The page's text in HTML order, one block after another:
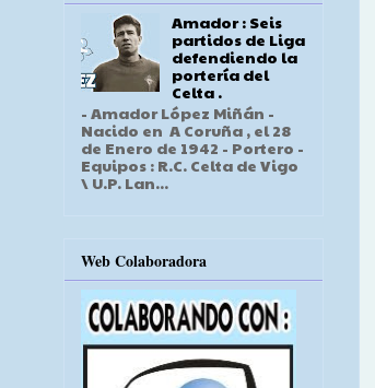
Amador : Seis
partidos de Liga
defendiendo la
portería del
Celta .
- Amador López Miñán -
Nacido en A Coruña , el 28
de Enero de 1942 - Portero -
Equipos : R.C. Celta de Vigo
\ U.P. Lan...
Web Colaboradora